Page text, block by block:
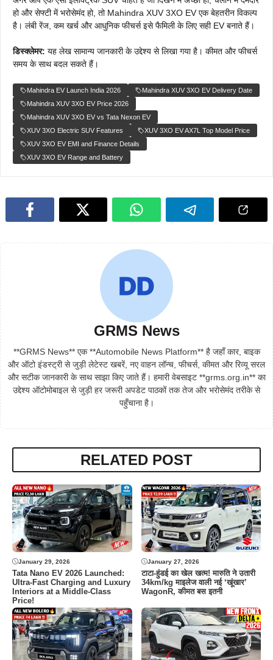
हो और सेफ्टी में भरोसेमंद हो, तो Mahindra XUV 3XO EV एक बेहतरीन विकल्प
है। लंबी रेंज, कम खर्च और आधुनिक फीचर्स इसे फैमिली के लिए सही EV बनाते हैं।
डिस्क्लेमर: यह लेख सामान्य जानकारी के उद्देश्य से लिखा गया है। कीमत और फीचर्स
समय के साथ बदल सकते हैं।
Mahindra EV Launch India 2026
Mahindra XUV 3XO EV Delivery Date
Mahindra XUV 3XO EV Price 2026
Mahindra XUV 3XO EV vs Tata Nexon EV
XUV 3XO Electric SUV Features
XUV 3XO EV AX7L Top Model Price
XUV 3XO EV EMI and Finance Details
XUV 3XO EV Range and Battery
GRMS News
**GRMS News** एक **Automobile News Platform** है जहाँ कार, बाइक
और ऑटो इंडस्ट्री से जुड़ी लेटेस्ट खबरें, नए वाहन लॉन्च, फीचर्स, कीमत और रिव्यू सरल
और सटीक जानकारी के साथ साझा किए जाते हैं। हमारी वेबसाइट **grms.org.in** का
उद्देश्य ऑटोमोबाइल से जुड़ी हर जरूरी अपडेट पाठकों तक तेज और भरोसेमंद तरीके से
पहुँचाना है।
RELATED POST
January 29, 2026
Tata Nano EV 2026 Launched:
Ultra-Fast Charging and Luxury
Interiors at a Middle-Class
Price!
January 27, 2026
टाटा-हुंडई का खेल खत्म! मारुति ने उतारी
34km/kg माइलेज वाली नई ‘खूंखार’
WagonR, कीमत बस इतनी